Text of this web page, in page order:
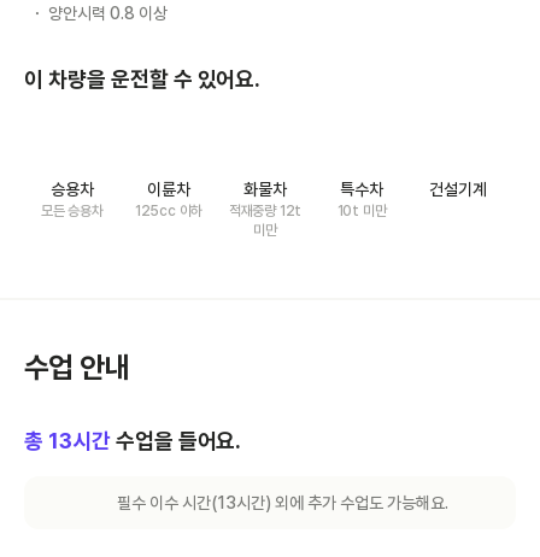
양안시력 0.8 이상
이 차량을 운전할 수 있어요.
승용차
모든 승용차
이륜차
125cc 이하
화물차
적재중량 12t
미만
특수차
10t 미만
건설기계
수업 안내
총 13시간 수업을 들어요.
필수 이수 시간(13시간) 외에 추가 수업도 가능해요.